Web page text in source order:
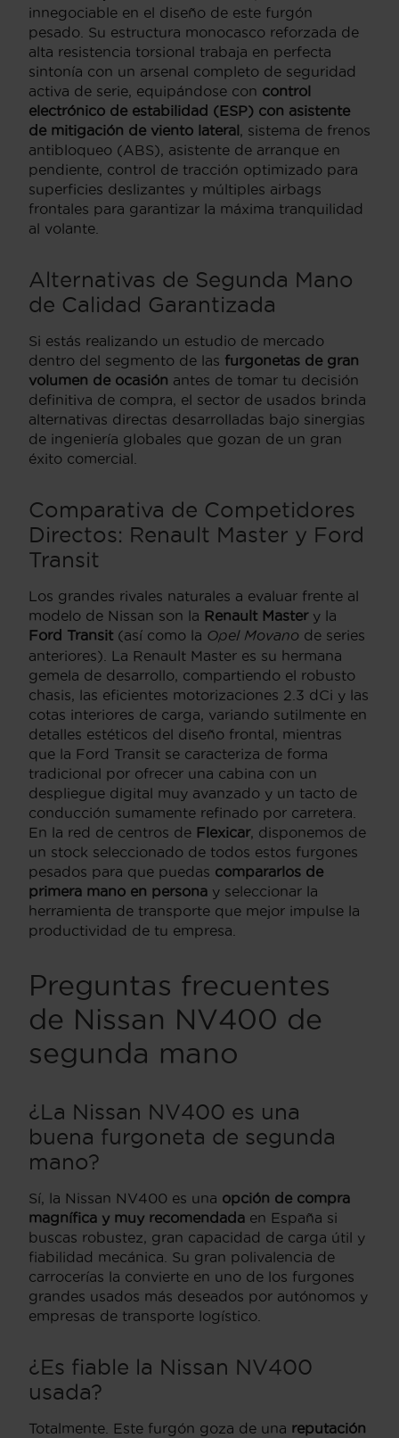
innegociable en el diseño de este furgón
pesado. Su estructura monocasco reforzada de
alta resistencia torsional trabaja en perfecta
sintonía con un arsenal completo de seguridad
activa de serie, equipándose con control
electrónico de estabilidad (ESP) con asistente
de mitigación de viento lateral , sistema de frenos
antibloqueo (ABS), asistente de arranque en
pendiente, control de tracción optimizado para
superficies deslizantes y múltiples airbags
frontales para garantizar la máxima tranquilidad
al volante.
Alternativas de Segunda Mano
de Calidad Garantizada
Si estás realizando un estudio de mercado
dentro del segmento de las furgonetas de gran
volumen de ocasión antes de tomar tu decisión
definitiva de compra, el sector de usados brinda
alternativas directas desarrolladas bajo sinergias
de ingeniería globales que gozan de un gran
éxito comercial.
Comparativa de Competidores
Directos: Renault Master y Ford
Transit
Los grandes rivales naturales a evaluar frente al
modelo de Nissan son la Renault Mastery la
Ford Transit (así como la Opel Movano de series
anteriores). La Renault Master es su hermana
gemela de desarrollo, compartiendo el robusto
chasis, las eficientes motorizaciones 2.3 dCi y las
cotas interiores de carga, variando sutilmente en
detalles estéticos del diseño frontal, mientras
que la Ford Transit se caracteriza de forma
tradicional por ofrecer una cabina con un
despliegue digital muy avanzado y un tacto de
conducción sumamente refinado por carretera.
En la red de centros de Flexicar, disponemos de
un stock seleccionado de todos estos furgones
pesados para que puedas compararlos de
primera mano en persona y seleccionar la
herramienta de transporte que mejor impulse la
productividad de tu empresa.
Preguntas frecuentes
de Nissan NV400 de
segunda mano
¿La Nissan NV400 es una
buena furgoneta de segunda
mano?
Sí, la Nissan NV400 es una opción de compra
magnífica y muy recomendada en España si
buscas robustez, gran capacidad de carga útil y
fiabilidad mecánica. Su gran polivalencia de
carrocerías la convierte en uno de los furgones
grandes usados más deseados por autónomos y
empresas de transporte logístico.
¿Es fiable la Nissan NV400
usada?
Totalmente. Este furgón goza de una reputación